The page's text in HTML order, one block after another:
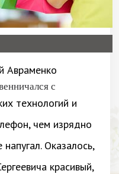
Авраменко
с
технологий и
чем изрядно
Оказалось,
красивый,